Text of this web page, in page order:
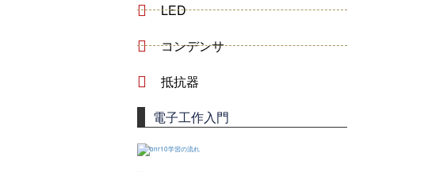
LED
コンデンサ
抵抗器
電子工作入門